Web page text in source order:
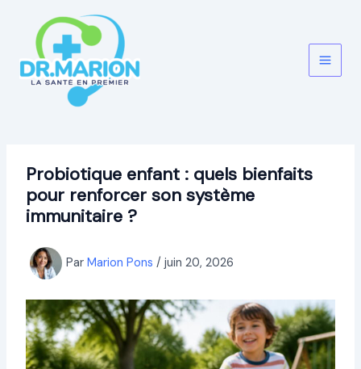
contenu
Probiotique enfant : quels bienfaits
pour renforcer son système
immunitaire ?
Par Marion Pons / juin 20, 2026